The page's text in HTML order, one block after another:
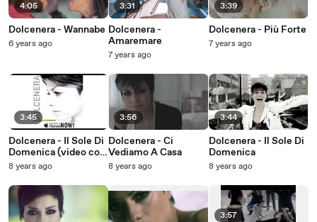
4:05
Dolcenera - Wannabe
6 years ago
3:45
Dolcenera - Il Sole Di
Domenica (video con
testo)
8 years ago
3:31
Dolcenera -
Amaremare
7 years ago
3:56
Dolcenera - Ci
Vediamo A Casa
8 years ago
3:39
Dolcenera - Più Forte
7 years ago
3:44
Dolcenera - Il Sole Di
Domenica
8 years ago
3:57